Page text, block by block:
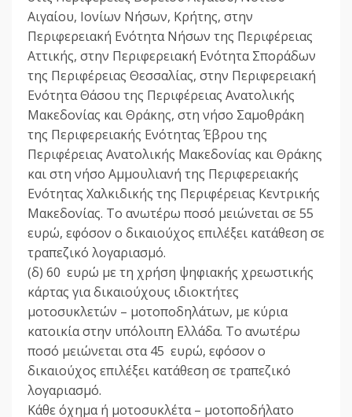
Αιγαίου, Ιονίων Νήσων, Κρήτης, στην
Περιφερειακή Ενότητα Νήσων της Περιφέρειας
Αττικής, στην Περιφερειακή Ενότητα Σποράδων
της Περιφέρειας Θεσσαλίας, στην Περιφερειακή
Ενότητα Θάσου της Περιφέρειας Ανατολικής
Μακεδονίας και Θράκης, στη νήσο Σαμοθράκη
της Περιφερειακής Ενότητας Έβρου της
Περιφέρειας Ανατολικής Μακεδονίας και Θράκης
και στη νήσο Αμμουλιανή της Περιφερειακής
Ενότητας Χαλκιδικής της Περιφέρειας Κεντρικής
Μακεδονίας. Το ανωτέρω ποσό μειώνεται σε 55
ευρώ, εφόσον ο δικαιούχος επιλέξει κατάθεση σε
τραπεζικό λογαριασμό.
(δ) 60 ευρώ με τη χρήση ψηφιακής χρεωστικής
κάρτας για δικαιούχους ιδιοκτήτες
μοτοσυκλετών – μοτοποδηλάτων, με κύρια
κατοικία στην υπόλοιπη Ελλάδα. Το ανωτέρω
ποσό μειώνεται στα 45 ευρώ, εφόσον ο
δικαιούχος επιλέξει κατάθεση σε τραπεζικό
λογαριασμό.
Κάθε όχημα ή μοτοσυκλέτα – μοτοποδήλατο